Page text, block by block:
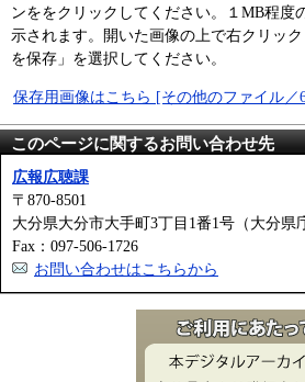
ンををクリックしてください。１MB程度
示されます。開いた画像の上で右クリッ
を保存」を選択してください。
保存用画像はこちら [その他のファイル／
このページに関するお問い合わせ先
広報広聴課
〒870-8501
大分県大分市大手町3丁目1番1号（大分県
Fax：097-506-1726
お問い合わせはこちらから